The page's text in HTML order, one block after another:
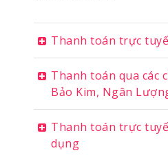
Thanh toán trực
Thanh toán qua các
Bảo Kim, Ngân
Thanh toán trực
dụng